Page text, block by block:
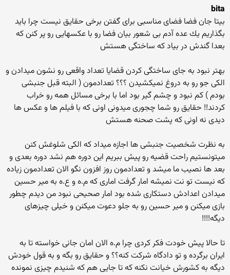
bita
بیتا جان فضا فضای مناسبی برای گفتن برخی حقایق نیست چرا باید
بگذاریم یك عده آدم بی شعور بیان فضا رو با عكسهایی رو پر كنن كه
بعدا گندش در بیاد كه ساختگی هستش
بهتر نبود به جای ساختگی كردن قضایا تعداد واقعی رو نشون میدادن و
الكی جو رو به دروغ نمیكشیدن ؟؟؟ تعدادمون ( البته قبل جنبشی
بودم ) كم نبود و چشم گیر بود اما با برخی مسائل همه رو خراب
كردند!! حقایق رو شما چجوری میدونی اونی كه با فیلم ها و عكس ها
دیدی نه اونی كه پشت صحنه هستش
به نظرت شخصیت جنبشی ها اجازه میداد كه الكی شلوغش كنن
میتونستیم راحت قضیه رو پیش ببریم این دوره هم نشد دوره بعدی و
بعد ها نصیب ما میشد و تعدادمون روز افزون نگو الان تعدادمون زیاده
كه نیست تو نت نمیشه امار گرفت اماری كه م.ه و ع.ه به میر حسین
میدادن اعدادش دستكاری شده بود امار صحیحی نبود من دیدم چطور
بازی میكنن و میر حسین رو به جلو دعوت میكنن و خیلی چیزهای
دیگه!!!!
تا حالا پیش خودت فكر كردی چرا م.ه الان امان جانی خواسته تا به
ایران برگرده و تو دادگاه شركت كنه؟؟ و حقایق رو بگه و به قول خودش
دیگه به كشورش خیانت نكنه كه تا جایی هم كه شنیدم چیزی نمونده